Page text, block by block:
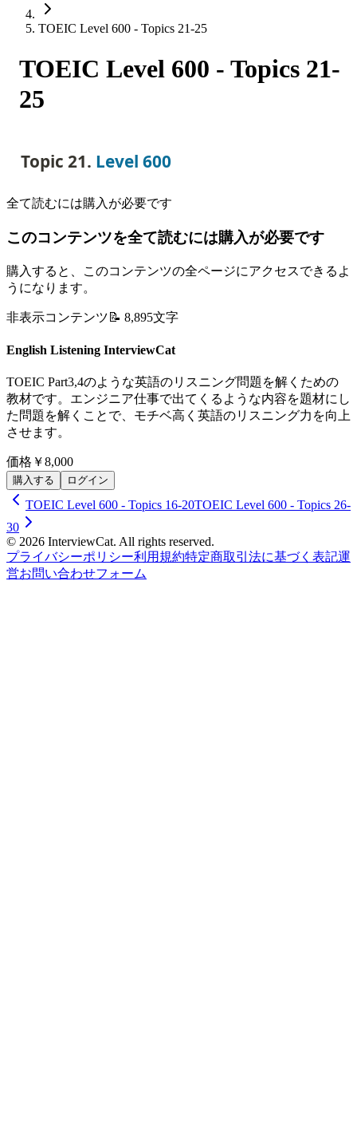
TOEIC Level 600 - Topics 21-25
TOEIC Level 600 - Topics 21-
25
Topic 21. Level 600
全て読むには購入が必要です
このコンテンツを全て読むには購入が必要です
購入すると、このコンテンツの全ページにアクセスできるよ
うになります。
非表示コンテンツ 📝 8,895文字
English Listening InterviewCat
TOEIC Part3,4のような英語のリスニング問題を解くための
教材です。エンジニア仕事で出てくるような内容を題材にし
た問題を解くことで、モチベ高く英語のリスニング力を向上
させます。
価格 ￥8,000
購入する ログイン
TOEIC Level 600 - Topics 16-20TOEIC Level 600 - Topics 26-
30
© 2026 InterviewCat. All rights reserved.
プライバシーポリシー利用規約特定商取引法に基づく表記運
営お問い合わせフォーム